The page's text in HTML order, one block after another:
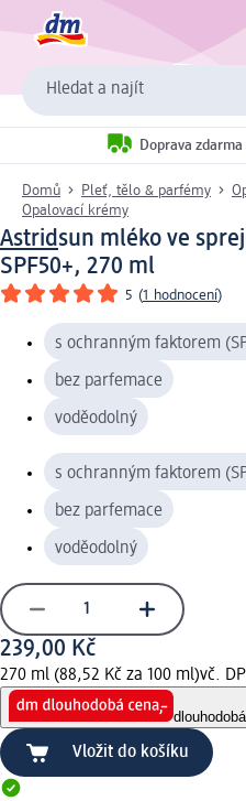
Hledat a najít
Doprava
Domů Pleť, tělo & parfémy
Opalovací krémy
Astridsun mléko ve
SPF50+, 270 ml
5 (1 hodnocení)
s ochranným faktorem
bez parfemace
voděodolný
s ochranným faktorem
bez parfemace
voděodolný
239,00 Kč
270 ml (88,52 Kč za 100 ml)vč.
Vložit do košíku